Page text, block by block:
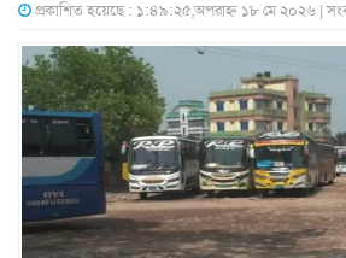
প্রকাশিত হয়েছে : ১:৪৯:২৫,অপরাহ্ন ১৮ মে ২০২৬ |